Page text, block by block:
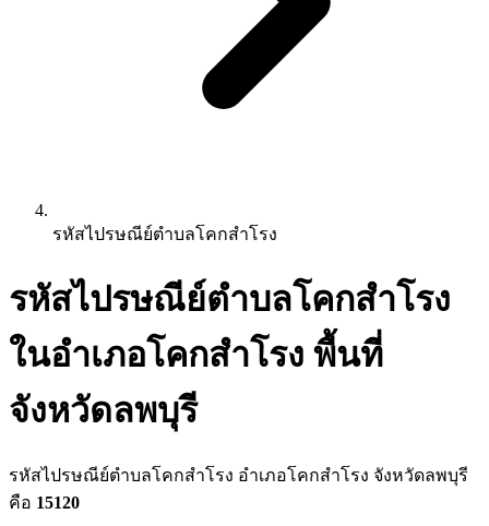
รหัสไปรษณีย์ตำบลโคกสำโรง
รหัสไปรษณีย์ตำบลโคกสำโรง
ในอำเภอโคกสำโรง พื้นที่
จังหวัดลพบุรี
รหัสไปรษณีย์ตำบลโคกสำโรง อำเภอโคกสำโรง จังหวัดลพบุรี
คือ 15120